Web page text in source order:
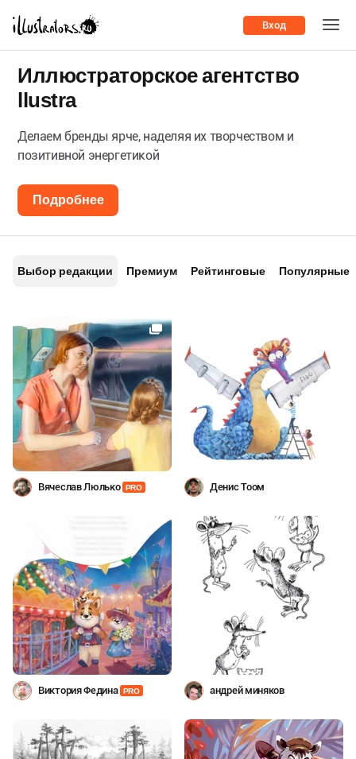
Вход
Иллюстраторское агентство
llustra
Делаем бренды ярче, наделяя их творчеством и
позитивной энергетикой
Подробнее
Выбор редакции Премиум Рейтинговые Популярные
Вячеслав Люлько PRO Денис Тоом
Виктория Федина PRO андрей миняков